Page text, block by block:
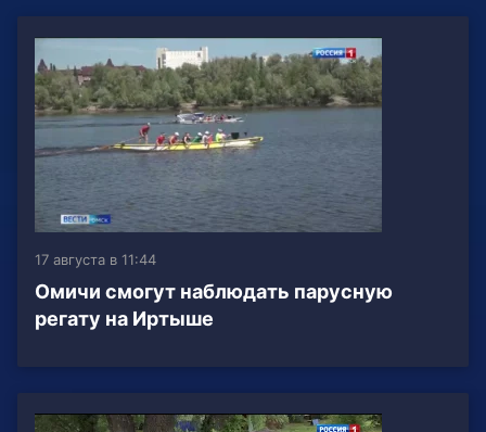
17 августа в 11:44
Омичи смогут наблюдать парусную
регату на Иртыше